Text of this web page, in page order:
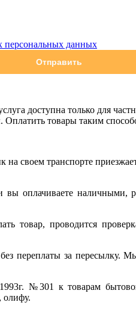
персональных данных
доступна только для
товары таким
на своем транспорте
оплачиваете наличными,
проводится
переплаты за пересылку.
№301 к товарам
олифу.